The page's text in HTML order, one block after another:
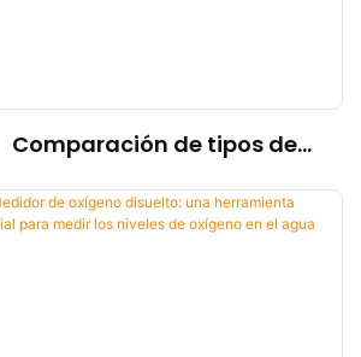
Comparación de tipos de
pH, turbidez, DO, ORP y más